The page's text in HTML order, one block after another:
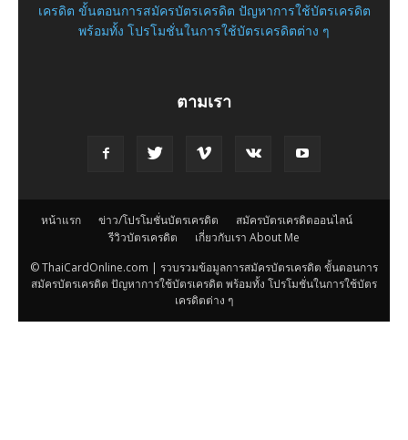
เครดิต ขั้นตอนการสมัครบัตรเครดิต ปัญหาการใช้บัตรเครดิต
พร้อมทั้ง โปรโมชั่นในการใช้บัตรเครดิตต่าง ๆ
ตามเรา
หน้าแรก ข่าว/โปรโมชั่นบัตรเครดิต
สมัครบัตรเครดิตออนไลน์
รีวิวบัตรเครดิต
เกี่ยวกับเรา About Me
© ThaiCardOnline.com | รวบรวมข้อมูลการสมัครบัตรเครดิต ขั้นตอนการ
สมัครบัตรเครดิต ปัญหาการใช้บัตรเครดิต พร้อมทั้ง โปรโมชั่นในการใช้บัตร
เครดิตต่าง ๆ